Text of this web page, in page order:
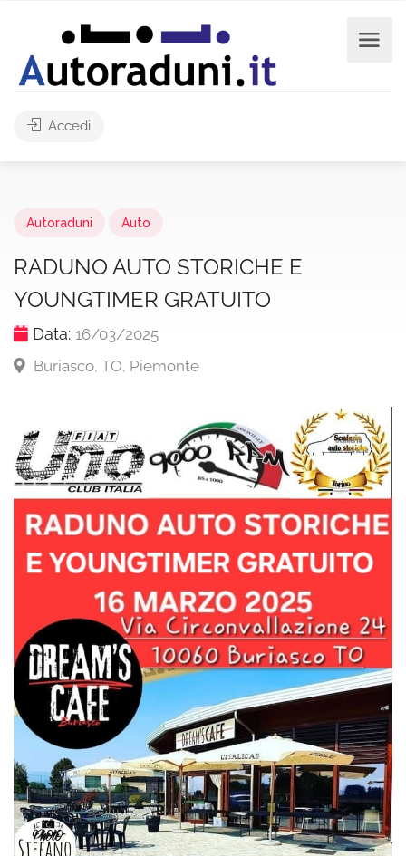
Accedi
Autoraduni Auto
RADUNO AUTO STORICHE E
YOUNGTIMER GRATUITO
Data: 16/03/2025
Buriasco, TO, Piemonte